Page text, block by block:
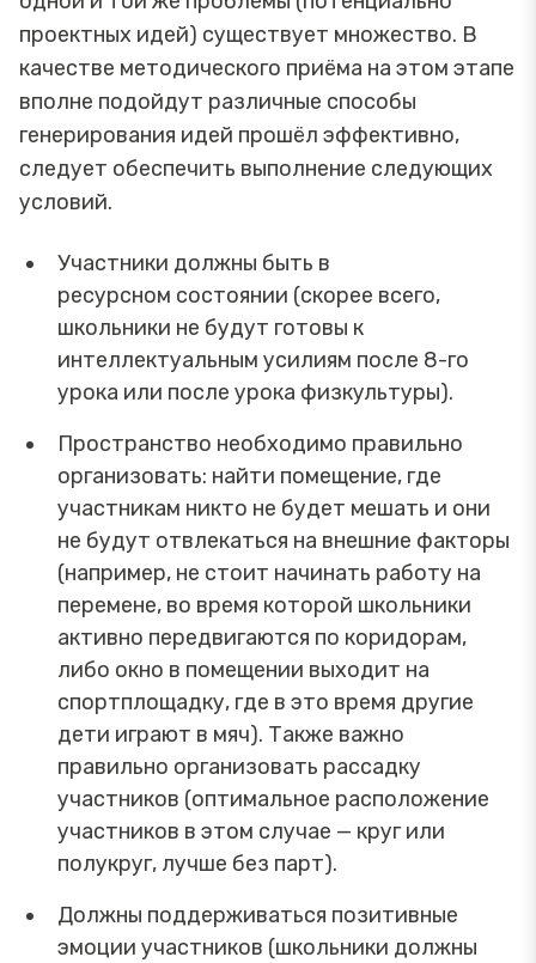
проектных идей) существует множество. В
качестве методического приёма на этом этапе
вполне подойдут различные способы
генерирования идей прошёл эффективно,
следует обеспечить выполнение следующих
условий.
Участники должны быть в
ресурсном состоянии (скорее всего,
школьники не будут готовы к
интеллектуальным усилиям после 8-го
урока или после урока физкультуры).
Пространство необходимо правильно
организовать: найти помещение, где
участникам никто не будет мешать и они
не будут отвлекаться на внешние факторы
(например, не стоит начинать работу на
перемене, во время которой школьники
активно передвигаются по коридорам,
либо окно в помещении выходит на
спортплощадку, где в это время другие
дети играют в мяч). Также важно
правильно организовать рассадку
участников (оптимальное расположение
участников в этом случае — круг или
полукруг, лучше без парт).
Должны поддерживаться позитивные
эмоции участников (школьники должны